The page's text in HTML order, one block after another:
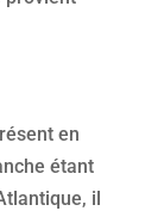
en
étant
il